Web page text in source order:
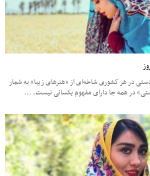
در هر کشوری شاخه‌ای از «هنرهای زیبا» به شمار
در همه جا دارای مفهوم یکسانی نیست. ...